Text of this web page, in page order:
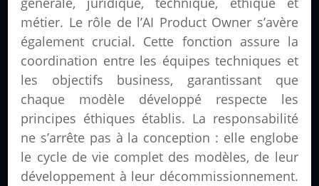
métier. Le rôle de l’AI Product Owner s’avère
également crucial. Cette fonction assure la
coordination entre les équipes techniques et
les objectifs business, garantissant que
chaque modèle développé respecte les
principes éthiques établis. La responsabilité
ne s’arrête pas à la conception : elle englobe
le cycle de vie complet des modèles, de leur
développement à leur décommissionnement.